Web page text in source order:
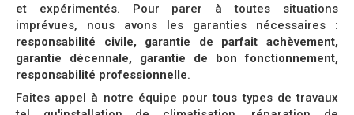
et expérimentés. Pour parer à toutes situations
imprévues, nous avons les garanties nécessaires :
responsabilité civile, garantie de parfait achèvement,
garantie décennale, garantie de bon fonctionnement,
responsabilité professionnelle.
Faites appel à notre équipe pour tous types de travaux